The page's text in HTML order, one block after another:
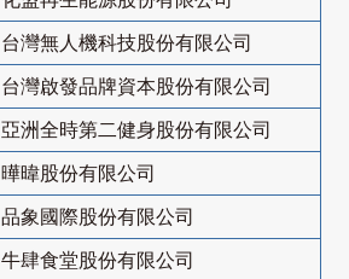
台灣無人機科技股份有限公司
台灣啟發品牌資本股份有限公司
亞洲全時第二健身股份有限公司
曄暐股份有限公司
品象國際股份有限公司
牛肆食堂股份有限公司